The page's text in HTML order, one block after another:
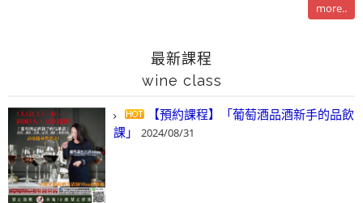
more..
最新課程
wine class
【預約課程】「葡萄酒品酒新手的品飲
課」
2024/08/31